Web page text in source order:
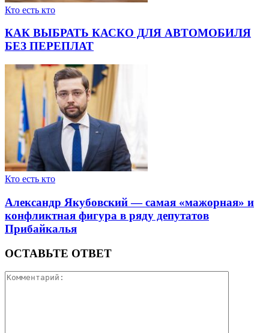
Кто есть кто
КАК ВЫБРАТЬ КАСКО ДЛЯ АВТОМОБИЛЯ
БЕЗ ПЕРЕПЛАТ
Кто есть кто
Александр Якубовский — самая «мажорная» и
конфликтная фигура в ряду депутатов
Прибайкалья
ОСТАВЬТЕ ОТВЕТ